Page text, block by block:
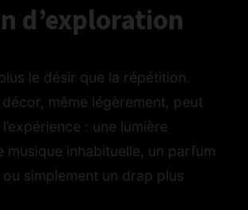
d’exploration
le désir que la répétition.
même légèrement, peut
: une lumière
musique inhabituelle, un parfum
ou simplement un drap plus